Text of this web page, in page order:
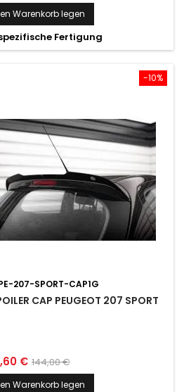
Preis
Warenkorb legen
Fertigung
-10%
207-SPORT-CAP1G
CAP PEUGEOT 207 SPORT
€ Normaler
Preis
144,00 €
Warenkorb legen